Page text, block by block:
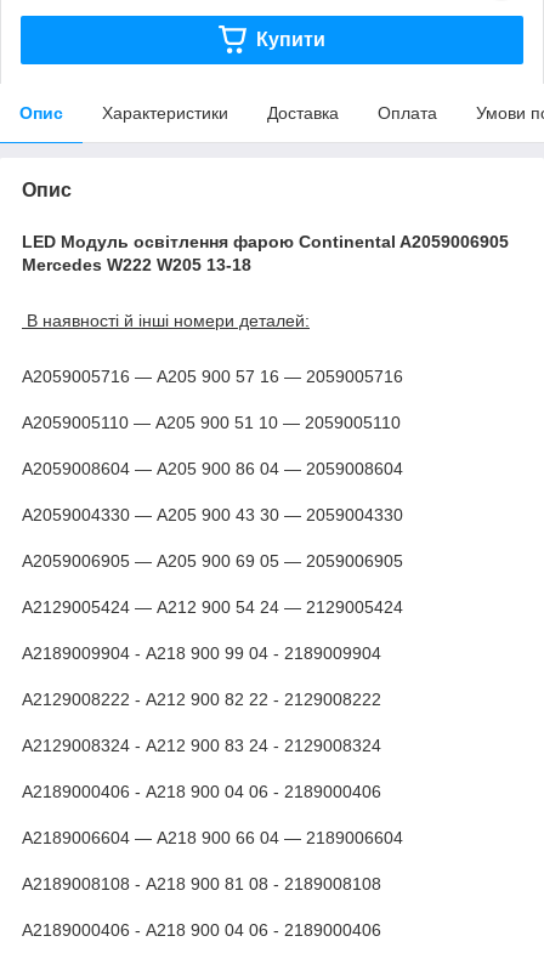
Купити
Опис Характеристики Доставка Оплата Умови
Опис
LED Модуль освітлення фарою Continental A2059006905
Mercedes W222 W205 13-18
В наявності й інші номери деталей:
A2059005716 — А205 900 57 16 — 2059005716
A2059005110 — А205 900 51 10 — 2059005110
A2059008604 — А205 900 86 04 — 2059008604
A2059004330 — А205 900 43 30 — 2059004330
A2059006905 — А205 900 69 05 — 2059006905
А2129005424 — А212 900 54 24 — 2129005424
А2189009904 - А218 900 99 04 - 2189009904
А2129008222 - А212 900 82 22 - 2129008222
А2129008324 - А212 900 83 24 - 2129008324
А2189000406 - А218 900 04 06 - 2189000406
А2189006604 — А218 900 66 04 — 2189006604
А2189008108 - А218 900 81 08 - 2189008108
А2189000406 - А218 900 04 06 - 2189000406